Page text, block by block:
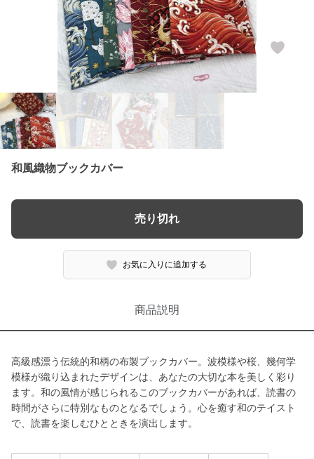
和風織物ブックカバー
売り切れ
お気に入りに追加する
商品説明
高級感漂う伝統的和柄の布製ブックカバー。波模様や桜、幾何学
模様が織り込まれたデザインは、あなたの大切な本を美しく彩り
ます。和の風情が感じられるこのブックカバーがあれば、読書の
時間がさらに特別なものとなるでしょう。心を癒す和のテイスト
で、読書を楽しむひとときを演出します。